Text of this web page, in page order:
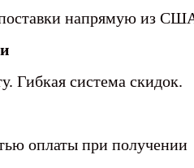
напрямую из
Гибкая система скидок.
оплаты при получении